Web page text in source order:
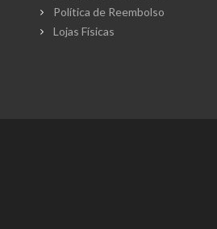
Política de Reembolso
Lojas Físicas